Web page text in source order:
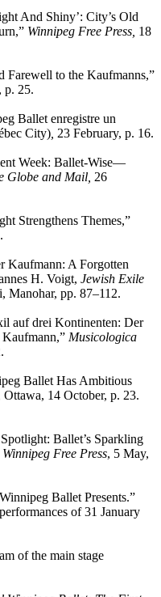
And Shiny’: City’s Old
Winnipeg Free Press, 18
Farewell to the Kaufmanns,”
p. 25.
Ballet enregistre un
City) 23 February, p. 16.
Week: Ballet-Wise—
Globe and Mail, 26
Strengthens Themes,”
Kaufmann: A Forgotten
H. Voigt, Jewish Exile
Manohar, pp. 87–112.
auf drei Kontinenten: Der
Musicologica
Ballet Has Ambitious
Ottawa, 14 October, p. 23.
Ballet’s Sparkling
Winnipeg Free Press, 5 May,
Ballet Presents.”
of 31 January
of the main stage